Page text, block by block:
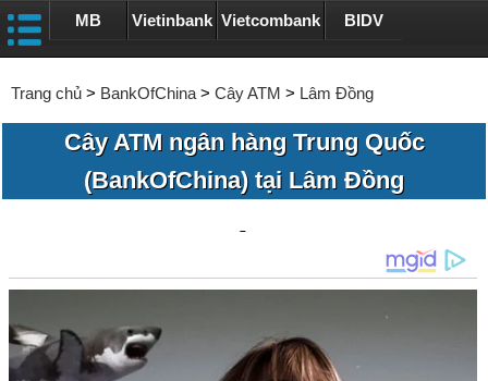
MB Vietinbank Vietcombank BIDV
Trang chủ > BankOfChina > Cây ATM > Lâm Đồng
Cây ATM ngân hàng Trung Quốc
(BankOfChina) tại Lâm Đồng